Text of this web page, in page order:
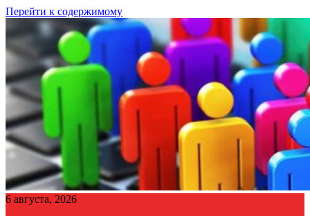
Перейти к содержимому
6 августа, 2026